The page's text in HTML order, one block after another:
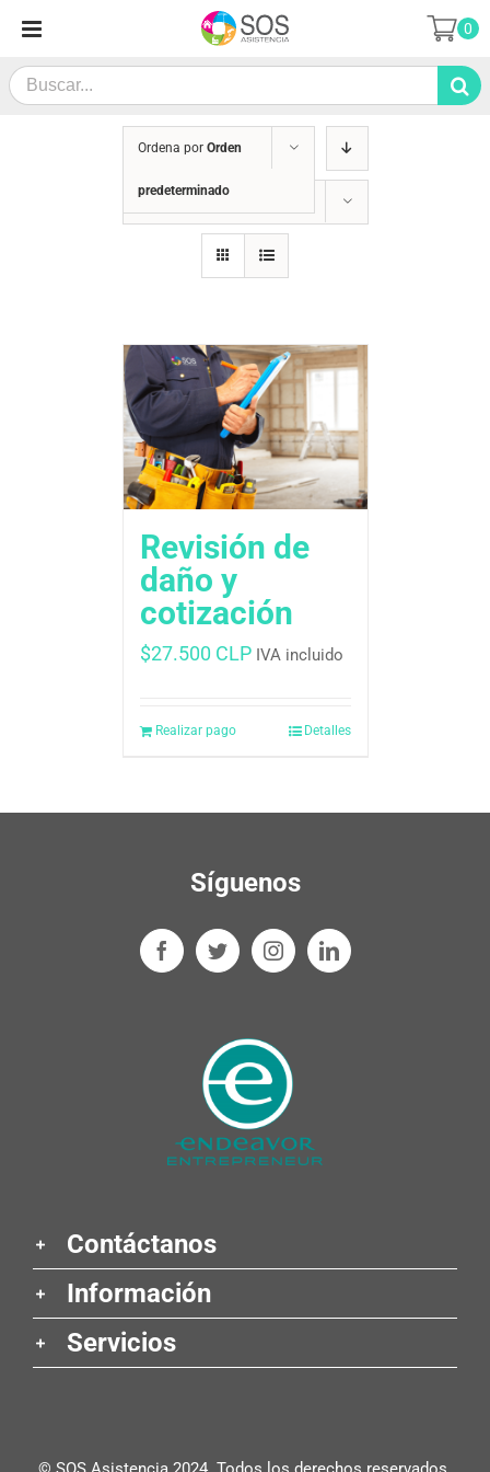
contenido
Search
for:
0
Ordena por Orden
predeterminado
Mostrar
Revisión de
daño y
cotización
$27.500 CLP IVA incluido
Realizar pago Detalles
Síguenos
Contáctanos
Información
Servicios